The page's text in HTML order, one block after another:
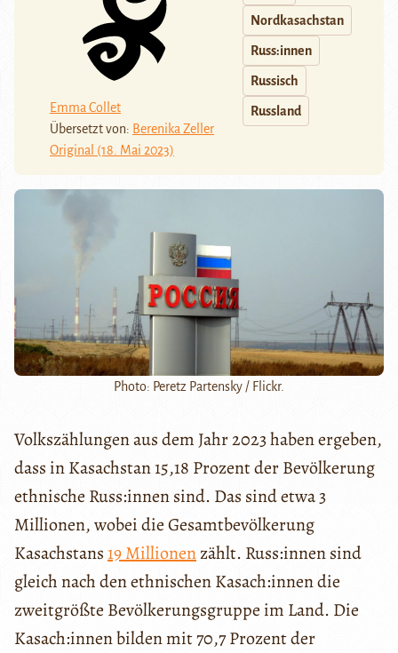
Emma Collet
Übersetzt von: Berenika Zeller
Original (18. Mai 2023)
Nordkasachstan
Russ:innen
Russisch
Russland
Photo: Peretz Partensky / Flickr.
Volkszählungen aus dem Jahr 2023 haben ergeben,
dass in Kasachstan 15,18 Prozent der Bevölkerung
ethnische Russ:innen sind. Das sind etwa 3
Millionen, wobei die Gesamtbevölkerung
Kasachstans19 Millionenzählt. Russ:innen sind
gleich nach den ethnischen Kasach:innen die
zweitgrößte Bevölkerungsgruppe im Land. Die
Kasach:innen bilden mit 70,7 Prozent der